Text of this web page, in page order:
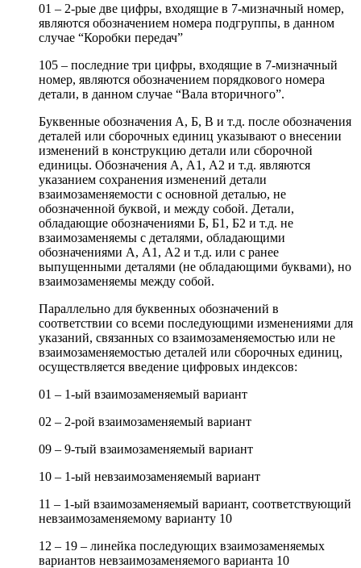
01 – 2-рые две цифры, входящие в 7-мизначный номер,
являются обозначением номера подгруппы, в данном
случае “Коробки передач”
105 – последние три цифры, входящие в 7-мизначный
номер, являются обозначением порядкового номера
детали, в данном случае “Вала вторичного”.
Буквенные обозначения А, Б, В и т.д. после обозначения
деталей или сборочных единиц указывают о внесении
изменений в конструкцию детали или сборочной
единицы. Обозначения А, А1, А2 и т.д. являются
указанием сохранения изменений детали
взаимозаменяемости с основной деталью, не
обозначенной буквой, и между собой. Детали,
обладающие обозначениями Б, Б1, Б2 и т.д. не
взаимозаменяемы с деталями, обладающими
обозначениями А, А1, А2 и т.д. или с ранее
выпущенными деталями (не обладающими буквами), но
взаимозаменяемы между собой.
Параллельно для буквенных обозначений в
соответствии со всеми последующими изменениями для
указаний, связанных со взаимозаменяемостью или не
взаимозаменяемостью деталей или сборочных единиц,
осуществляется введение цифровых индексов:
01 – 1-ый взаимозаменяемый вариант
02 – 2-рой взаимозаменяемый вариант
09 – 9-тый взаимозаменяемый вариант
10 – 1-ый невзаимозаменяемый вариант
11 – 1-ый взаимозаменяемый вариант, соответствующий
невзаимозаменяемому варианту 10
12 – 19 – линейка последующих взаимозаменяемых
вариантов невзаимозаменяемого варианта 10